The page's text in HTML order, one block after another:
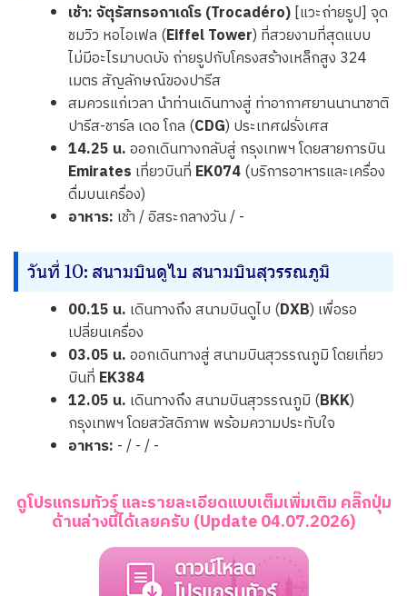
เช้า:จัตุรัสทรอกาเดโร (Trocadéro)[แวะถ่ายรูป] จุด
ชมวิว หอไอเฟล (Eiffel Tower) ที่สวยงามที่สุดแบบ
ไม่มีอะไรมาบดบัง ถ่ายรูปกับโครงสร้างเหล็กสูง 324
เมตร สัญลักษณ์ของปารีส
สมควรแก่เวลา นำท่านเดินทางสู่ ท่าอากาศยานนานาชาติ
ปารีส-ชาร์ล เดอ โกล (CDG) ประเทศฝรั่งเศส
14.25 น.ออกเดินทางกลับสู่ กรุงเทพฯ โดยสายการบิน
Emirates เที่ยวบินที่ EK074(บริการอาหารและเครื่อง
ดื่มบนเครื่อง)
อาหาร: เช้า / อิสระกลางวัน / -
วันที่ 10: สนามบินดูไบ สนามบินสุวรรณภูมิ
00.15 น. เดินทางถึง สนามบินดูไบ (DXB) เพื่อรอ
เปลี่ยนเครื่อง
03.05 น.ออกเดินทางสู่ สนามบินสุวรรณภูมิ โดยเที่ยว
บินที่ EK384
12.05 น. เดินทางถึง สนามบินสุวรรณภูมิ (BKK)
กรุงเทพฯ โดยสวัสดิภาพ พร้อมความประทับใจ
อาหาร: - / - / -
ดูโปรแกรมทัวร์ และรายละเอียดแบบเต็มเพิ่มเติม คลิ๊กปุ่ม
ด้านล่างนี้ได้เลยครับ (Update 04.07.2026)